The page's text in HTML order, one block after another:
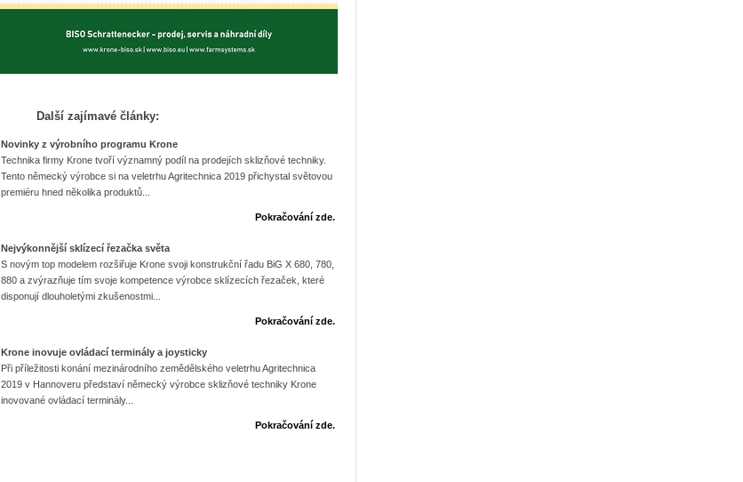
Další zajímavé články:
Novinky z výrobního programu Krone
Technika firmy Krone tvoří významný podíl na prodejích sklizňové techniky.
Tento německý výrobce si na veletrhu Agritechnica 2019 přichystal světovou
premiéru hned několika produktů...
Pokračování zde.
Nejvýkonnější sklízecí řezačka světa
S novým top modelem rozšiřuje Krone svoji konstrukční řadu BiG X 680, 780,
880 a zvýrazňuje tím svoje kompetence výrobce sklízecích řezaček, které
disponují dlouholetými zkušenostmi...
Pokračování zde.
Krone inovuje ovládací terminály a joysticky
Při příležitosti konání mezinárodního zemědělského veletrhu Agritechnica
2019 v Hannoveru představí německý výrobce sklizňové techniky Krone
inovované ovládací terminály...
Pokračování zde.